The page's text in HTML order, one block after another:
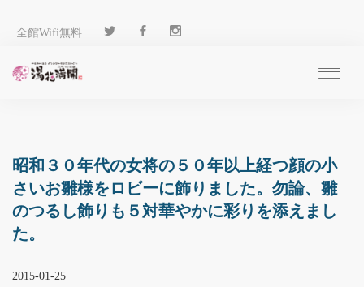
全館Wifi無料
客 室
温 泉
料 理
施 設
アクセス
ブログ
昭和３０年代の女将の５０年以上経つ顔の小
さいお雛様をロビーに飾りました。勿論、雛
のつるし飾りも５対華やかに彩りを添えまし
た。
2015-01-25